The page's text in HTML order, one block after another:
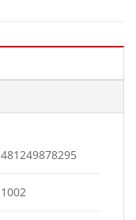
481249878295
1002